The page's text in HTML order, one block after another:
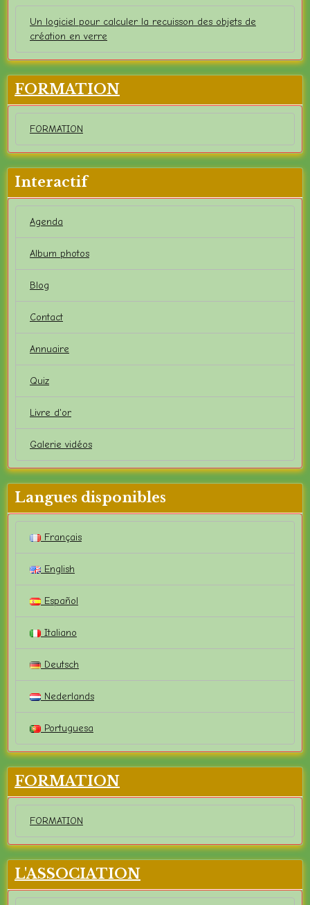
Un logiciel pour calculer la recuisson des objets de
création en verre
FORMATION
FORMATION
Interactif
Agenda
Album photos
Blog
Contact
Annuaire
Quiz
Livre d'or
Galerie vidéos
Langues disponibles
Français
English
Español
Italiano
Deutsch
Nederlands
Portuguesa
FORMATION
FORMATION
L'ASSOCIATION